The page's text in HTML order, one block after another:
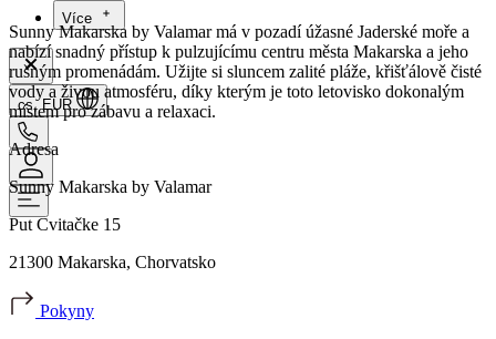
Více
cs, EUR
Sunny Makarska by Valamar má v pozadí úžasné Jaderské moře a
nabízí snadný přístup k pulzujícímu centru města Makarska a jeho
rušným promenádám. Užijte si sluncem zalité pláže, křišťálově čisté
vody a živou atmosféru, díky kterým je toto letovisko dokonalým
místem pro zábavu a relaxaci.
Adresa
Sunny Makarska by Valamar
Put Cvitačke 15
21300 Makarska, Chorvatsko
Pokyny